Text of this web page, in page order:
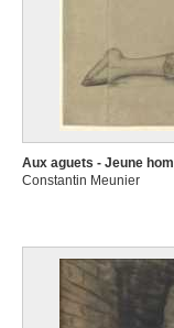
Aux aguets - Jeune
Constantin Meunier